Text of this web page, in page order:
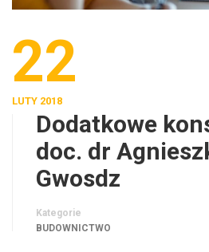
22
LUTY 2018
Dodatkowe
doc. dr
Gwosdz
Kategorie
BUDOWNICTWO